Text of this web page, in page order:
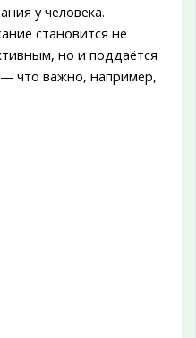
у человека.
становится не
но и поддаётся
что важно, например,